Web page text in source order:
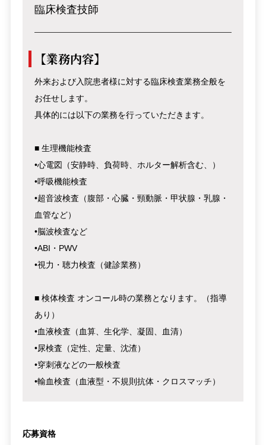
臨床検査技師
【業務内容】
外来および入院患者様に対する臨床検査業務全般を
お任せします。
具体的には以下の業務を行っていただきます。
■ 生理機能検査
•心電図（安静時、負荷時、ホルター解析含む、）
•呼吸機能検査
•超音波検査（腹部・心臓・頸動脈・甲状腺・乳腺・
血管など）
•脳波検査など
•ABI・PWV
•視力・聴力検査（健診業務）
■ 検体検査 オンコール時の業務となります。（指導
あり）
•血液検査（血算、生化学、凝固、血清）
•尿検査（定性、定量、沈渣）
•穿刺液などの一般検査
•輸血検査（血液型・不規則抗体・クロスマッチ）
応募資格